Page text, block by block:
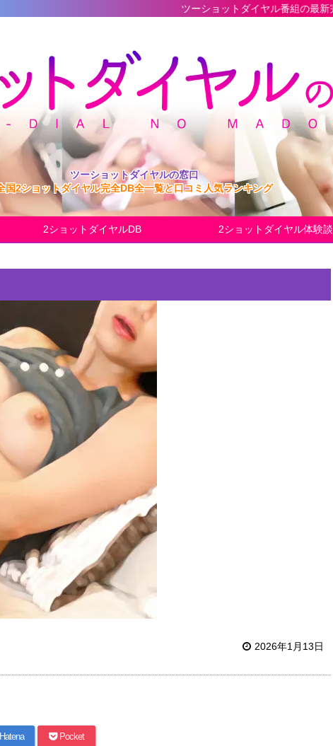
ツーショットダイヤル番組の最新完全データベース
ツーショットダイヤルの窓口
国2ショットダイヤル完全DB全一覧と口コミ人気ランキング
2ショットダイヤルDB 2ショットダイヤル体験談
2026年1月13日
Hatena Pocket